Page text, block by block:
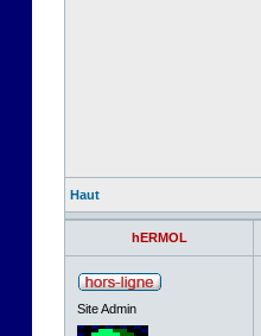
Haut
hERMOL
Site Admin